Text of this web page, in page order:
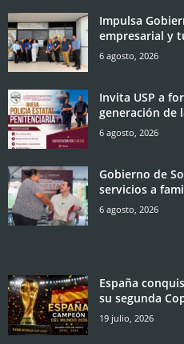
Impulsa
empresarial y
6 agosto, 2026
Invita USP a
generación de
6 agosto, 2026
Gobierno de
servicios a
6 agosto, 2026
España
su segunda
19 julio, 2026